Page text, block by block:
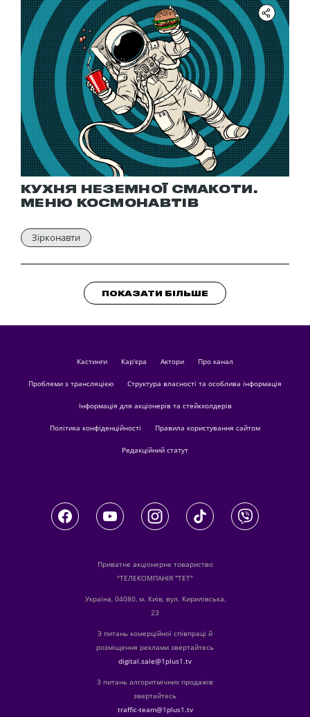
КУХНЯ НЕЗЕМНОЇ СМАКОТИ.
МЕНЮ КОСМОНАВТІВ
Зірконавти
ПОКАЗАТИ БІЛЬШЕ
кастинги Кар'єра актори Про канал
Проблеми з трансляцією Структура власності та особлива інформація
Інформація для акціонерів та стейкхолдерів
Політика конфіденційності Правила користування сайтом
Редакційний статут
Приватне акціонерне товариство
"ТЕЛЕКОМПАНІЯ "ТЕТ"
Україна, 04080, м. Київ, вул. Кирилівська,
23
З питань комерційної співпраці й
розміщення реклами звертайтесь
digital.sale@1plus1.tv
З питань алгоритмічних продажів
звертайтесь
traffic-team@1plus1.tv